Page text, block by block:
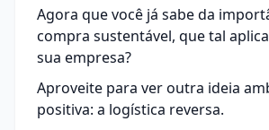
Agora que você já sabe da
compra sustentável, que tal
sua empresa?
Aproveite para ver outra ideia
positiva: a logística reversa.